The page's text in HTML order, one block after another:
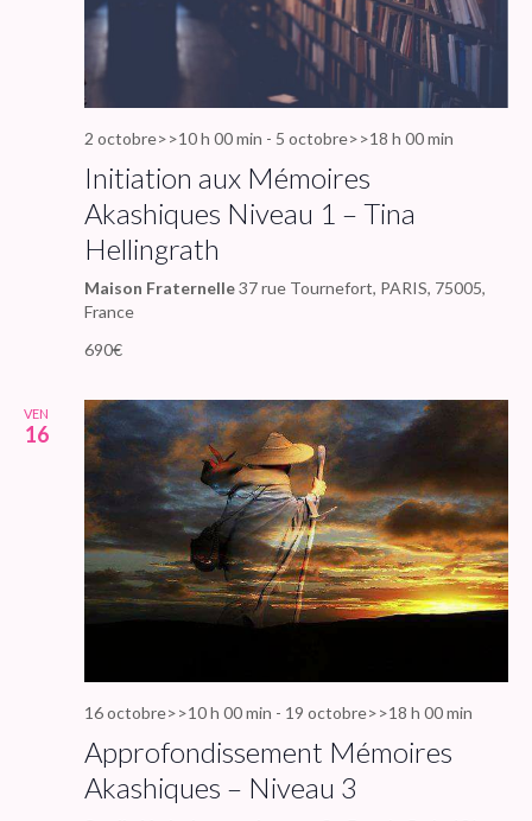
2 octobre>>10 h 00 min - 5 octobre>>18 h 00 min
Initiation aux Mémoires
Akashiques Niveau 1 – Tina
Hellingrath
Maison Fraternelle37 rue Tournefort, PARIS, 75005,
France
690€
VEN
16
16 octobre>>10 h 00 min - 19 octobre>>18 h 00 min
Approfondissement Mémoires
Akashiques – Niveau 3